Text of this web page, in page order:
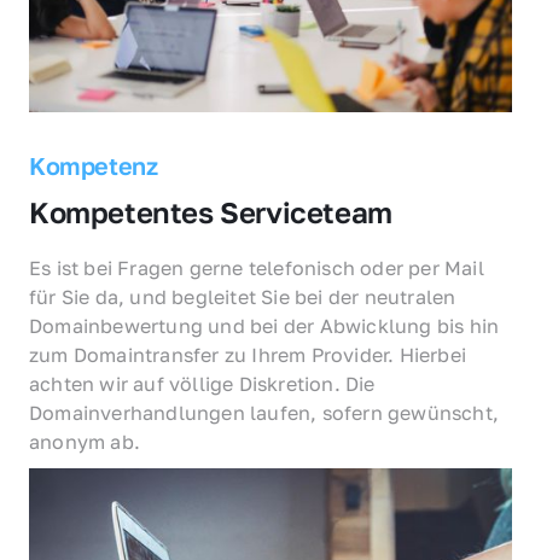
Kompetenz
Kompetentes Serviceteam
Es ist bei Fragen gerne telefonisch oder per Mail
für Sie da, und begleitet Sie bei der neutralen
Domainbewertung und bei der Abwicklung bis hin
zum Domaintransfer zu Ihrem Provider. Hierbei
achten wir auf völlige Diskretion. Die
Domainverhandlungen laufen, sofern gewünscht,
anonym ab.